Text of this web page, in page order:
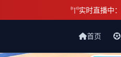
实时直播中：
首页